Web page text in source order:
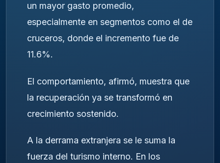
un mayor gasto promedio,
especialmente en segmentos como el de
cruceros, donde el incremento fue de
11.6%.
El comportamiento, afirmó, muestra que
la recuperación ya se transformó en
crecimiento sostenido.
A la derrama extranjera se le suma la
fuerza del turismo interno. En los